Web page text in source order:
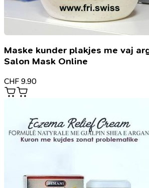
Maske kunder plakjes me vaj
Salon Mask Online
CHF 9.90